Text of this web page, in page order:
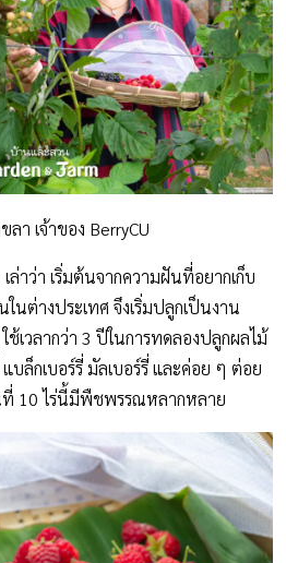
า เจ้าของ BerryCU
เล่าว่า เริ่มต้นจากความฝันที่อยากเก็บ
นต่างประเทศ จึงเริ่มปลูกเป็นงาน
ช้เวลากว่า 3 ปีในการทดลองปลูกผลไม้
บล็กเบอร์รี่ มัลเบอร์รี่ และค่อย ๆ ต่อย
10 ไร่นี้มีพืชพรรณหลากหลาย